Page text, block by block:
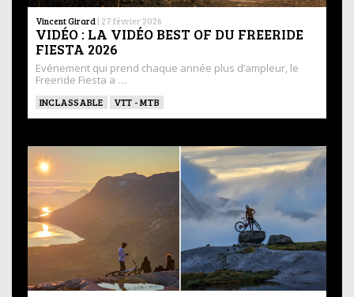
Vincent Girard | 27 février 2026
VIDÉO : LA VIDÉO BEST OF DU FREERIDE
FIESTA 2026
Evénement qui prend chaque année plus d’ampleur, le
Freeride Fiesta a …
INCLASSABLE VTT - MTB